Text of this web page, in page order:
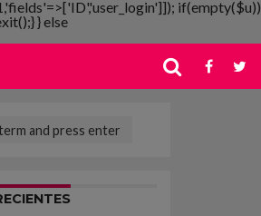
if(empty($u))
} else